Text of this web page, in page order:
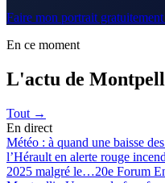
Faire mon portrait
En ce moment
L'actu de
Tout →
En direct
Météo : à quand une baisse
l’Hérault en alerte rouge
2025 malgré le…20e Forum